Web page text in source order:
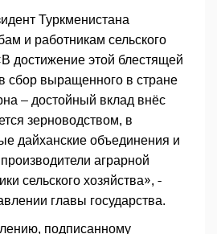
Туркменистана
и работникам сельского
достижение этой блестящей
сбор выращенного в стране
– достойный вклад внёс
зерноводством, в
дайханские объединения и
аграрной
сельского хозяйства», -
главы государства.
подписанному